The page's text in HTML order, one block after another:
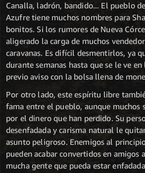
Canalla, ladrón, bandido... El pueblo
Azufre tiene muchos nombres para
bonitos. Si los rumores de Nueva
aligerado la carga de muchos
caravanas. Es difícil desmentirlos, ya
durante semanas hasta que se le ve
previo aviso con la bolsa llena de
Por otro lado, este espíritu libre
fama entre el pueblo, aunque muchos
por el dinero que han perdido. Su
desenfadada y carisma natural le
asunto peligroso. Enemigos al
pueden acabar convertidos en amigos
mucha gente que pueda estar